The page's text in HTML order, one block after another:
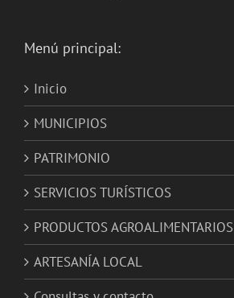
Menú principal:
Inicio
MUNICIPIOS
PATRIMONIO
SERVICIOS TURÍSTICOS
PRODUCTOS AGROALIMENTARIOS
ARTESANÍA LOCAL